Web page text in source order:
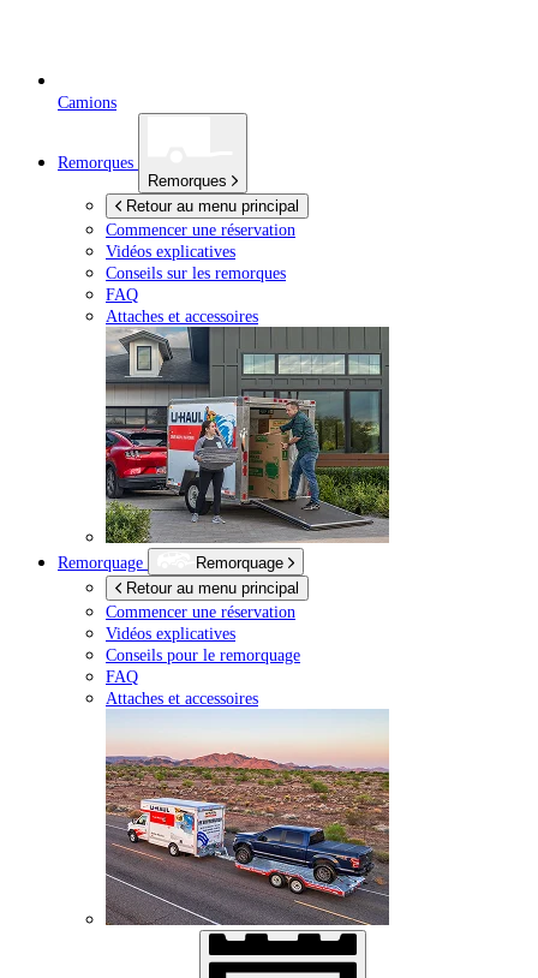
Camions
Remorques
Remorques
Retour au menu principal
Commencer une réservation
Vidéos explicatives
Conseils sur les remorques
FAQ
Attaches et accessoires
Remorquage
Remorquage
Retour au menu principal
Commencer une réservation
Vidéos explicatives
Conseils pour le remorquage
FAQ
Attaches et accessoires